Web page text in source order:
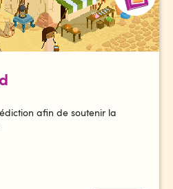
afin de soutenir la